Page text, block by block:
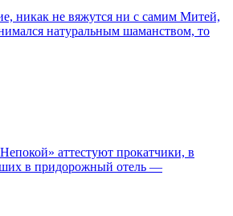
никак не вяжутся ни с самим Митей,
натуральным шаманством, то
аттестуют прокатчики, в
в придорожный отель —